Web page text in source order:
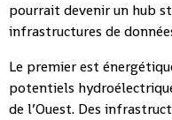
pourrait devenir un hub
infrastructures de
Le premier est
potentiels
de l’Ouest. Des